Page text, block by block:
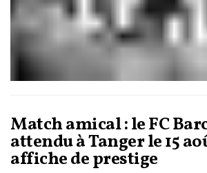
Match amical : le FC
attendu à Tanger le 15
affiche de prestige